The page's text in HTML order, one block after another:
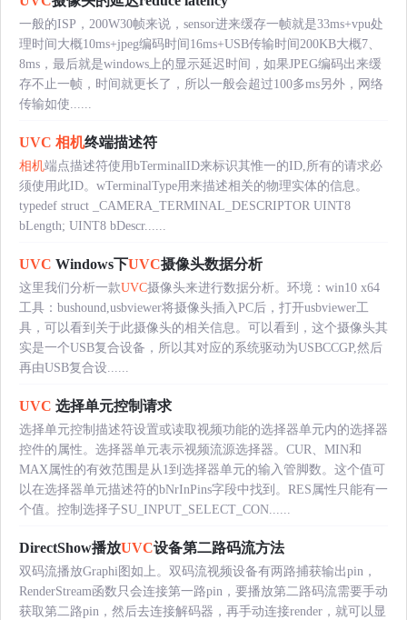
一般的ISP，200W30帧来说，sensor进来缓存一帧就是33ms+vpu处
理时间大概10ms+jpeg编码时间16ms+USB传输时间200KB大概7、
8ms，最后就是windows上的显示延迟时间，如果JPEG编码出来缓
存不止一帧，时间就更长了，所以一般会超过100多ms另外，网络
传输如使......
UVC 相机终端描述符
相机端点描述符使用bTerminalID来标识其惟一的ID,所有的请求必
须使用此ID。wTerminalType用来描述相关的物理实体的信息。
typedef struct _CAMERA_TERMINAL_DESCRIPTOR UINT8
bLength; UINT8 bDescr......
UVC Windows下UVC摄像头数据分析
这里我们分析一款UVC摄像头来进行数据分析。环境：win10 x64
工具：bushound,usbviewer将摄像头插入PC后，打开usbviewer工
具，可以看到关于此摄像头的相关信息。可以看到，这个摄像头其
实是一个USB复合设备，所以其对应的系统驱动为USBCCGP,然后
再由USB复合设......
UVC 选择单元控制请求
选择单元控制描述符设置或读取视频功能的选择器单元内的选择器
控件的属性。选择器单元表示视频流源选择器。CUR、MIN和
MAX属性的有效范围是从1到选择器单元的输入管脚数。这个值可
以在选择器单元描述符的bNrInPins字段中找到。RES属性只能有一
个值。控制选择子SU_INPUT_SELECT_CON......
DirectShow播放UVC设备第二路码流方法
双码流播放Graphi图如上。双码流视频设备有两路捕获输出pin，
RenderStream函数只会连接第一路pin，要播放第二路码流需要手动
获取第二路pin，然后去连接解码器，再手动连接render，就可以显